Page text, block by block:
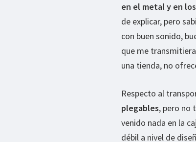
en el metal y en
de explicar, pero
con buen sonido,
que me
una tienda, no
Respecto al
plegables, pero no
venido nada en la
débil a nivel de